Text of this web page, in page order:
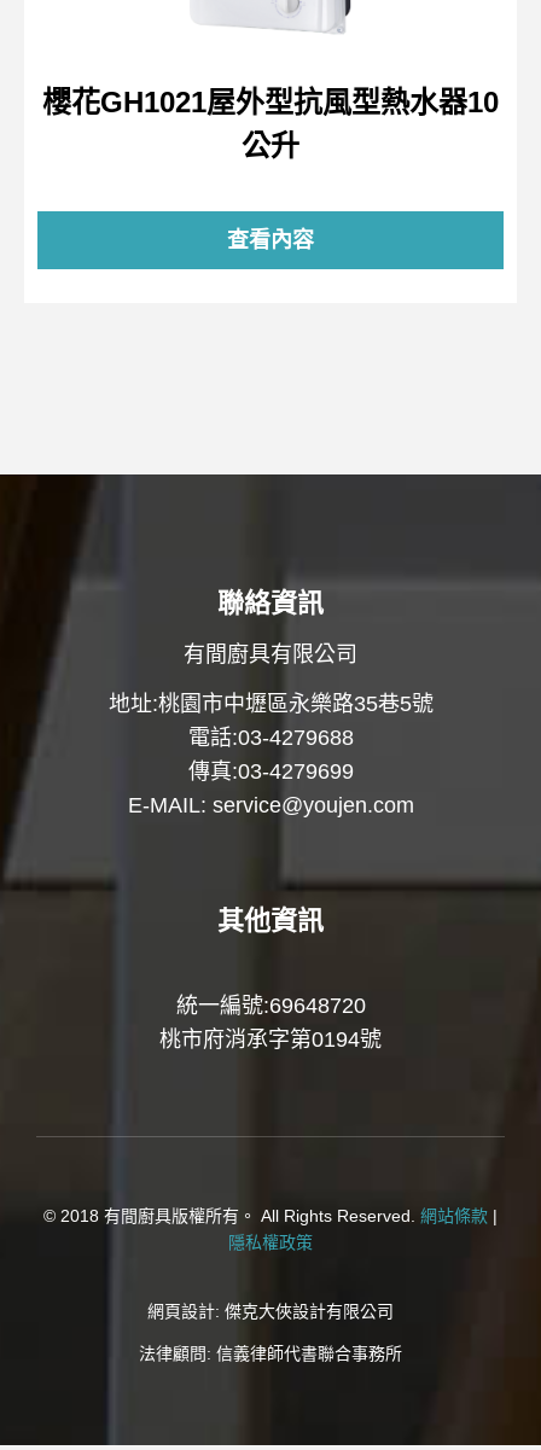
櫻花GH1021屋外型抗風型熱水器10
公升
查看內容
聯絡資訊
有間廚具有限公司
地址:桃園市中壢區永樂路35巷5號
電話:03-4279688
傳真:03-4279699
E-MAIL: service@youjen.com
其他資訊
統一編號:69648720
桃市府消承字第0194號
© 2018 有間廚具版權所有。 All Rights Reserved. 網站條款 |
隱私權政策
網頁設計: 傑克大俠設計有限公司
法律顧問: 信義律師代書聯合事務所